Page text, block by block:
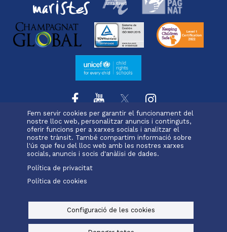
Fem servir cookies per garantir el funcionament del
nostre lloc web, personalitzar anuncis i continguts,
oferir funcions per a xarxes socials i analitzar el
nostre trànsit. També compartim informació sobre
l'ús que feu del lloc web amb les nostres xarxes
socials, anuncis i socis d'anàlisi de dades.
Política de privacitat
Política de cookies
Configuració de les cookies
Menu
footer
immaculada
L'escola Projecte educatiu
Oferta educativa
Serveis i extraescolars
Pastoral Matrícula
Alexia
Office 365
© Maristes Catalunya, 2025
Avís legal, política de privacitat i cookies